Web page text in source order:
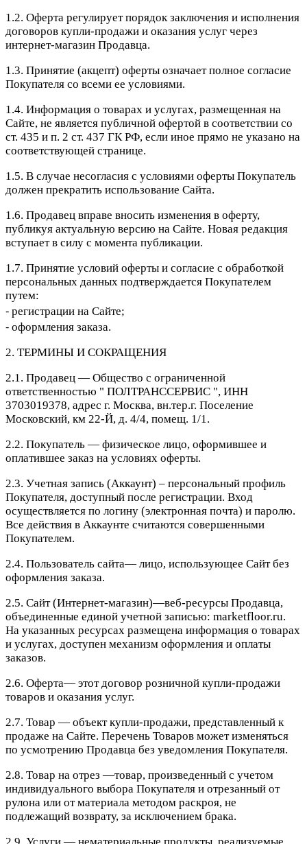
1.2. Оферта регулирует порядок заключения и исполнения
договоров купли-продажи и оказания услуг через
интернет-магазин Продавца.
1.3. Принятие (акцепт) оферты означает полное согласие
Покупателя со всеми ее условиями.
1.4. Информация о товарах и услугах, размещенная на
Сайте, не является публичной офертой в соответствии со
ст. 435 и п. 2 ст. 437 ГК РФ, если иное прямо не указано на
соответствующей странице.
1.5. В случае несогласия с условиями оферты Покупатель
должен прекратить использование Сайта.
1.6. Продавец вправе вносить изменения в оферту,
публикуя актуальную версию на Сайте. Новая редакция
вступает в силу с момента публикации.
1.7. Принятие условий оферты и согласие с обработкой
персональных данных подтверждается Покупателем
путем:
⁃ регистрации на Сайте;
⁃ оформления заказа.
2. ТЕРМИНЫ И СОКРАЩЕНИЯ
2.1. Продавец — Общество с ограниченной
ответственностью " ПОЛТРАНССЕРВИС ", ИНН
3703019378, адрес г. Москва, вн.тер.г. Поселение
Московский, км 22-Й, д. 4/4, помещ. 1/1.
2.2. Покупатель — физическое лицо, оформившее и
оплатившее заказ на условиях оферты.
2.3. Учетная запись (Аккаунт) – персональный профиль
Покупателя, доступный после регистрации. Вход
осуществляется по логину (электронная почта) и паролю.
Все действия в Аккаунте считаются совершенными
Покупателем.
2.4. Пользователь сайта— лицо, использующее Сайт без
оформления заказа.
2.5. Сайт (Интернет-магазин)—веб-ресурсы Продавца,
объединенные единой учетной записью: marketfloor.ru.
На указанных ресурсах размещена информация о товарах
и услугах, доступен механизм оформления и оплаты
заказов.
2.6. Оферта— этот договор розничной купли-продажи
товаров и оказания услуг.
2.7. Товар — объект купли-продажи, представленный к
продаже на Сайте. Перечень Товаров может изменяться
по усмотрению Продавца без уведомления Покупателя.
2.8. Товар на отрез —товар, произведенный с учетом
индивидуального выбора Покупателя и отрезанный от
рулона или от материала методом раскроя, не
подлежащий возврату, за исключением брака.